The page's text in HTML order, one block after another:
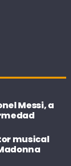
Messi, a
musical